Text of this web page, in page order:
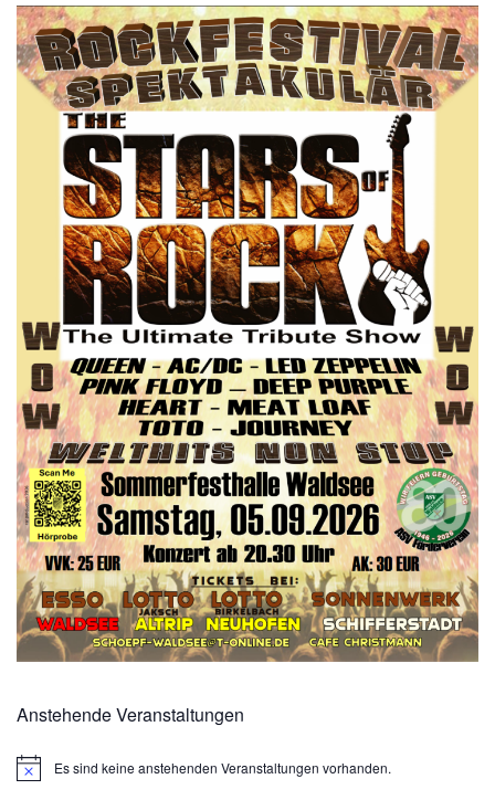
Anstehende Veranstaltungen
N
Es sind keine anstehenden Veranstaltungen vorhanden.